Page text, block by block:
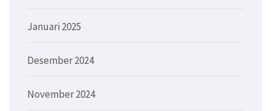
Januari 2025
Desember 2024
November 2024